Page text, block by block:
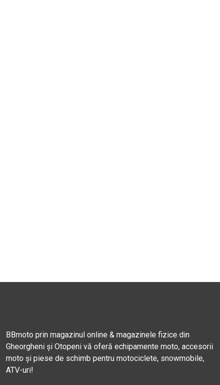
BBmoto prin magazinul online & magazinele fizice din
Gheorgheni și Otopeni vă oferă echipamente moto, accesorii
moto și piese de schimb pentru motociclete, snowmobile,
ATV-uri!